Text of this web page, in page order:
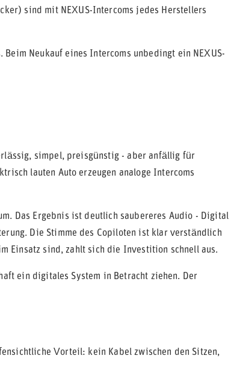
sind mit NEXUS-Intercoms jedes Herstellers
Beim Neukauf eines Intercoms unbedingt ein NEXUS-
simpel, preisgünstig - aber anfällig für
lauten Auto erzeugen analoge Intercoms
Das Ergebnis ist deutlich saubereres Audio - Digital
Die Stimme des Copiloten ist klar verständlich
Einsatz sind, zahlt sich die Investition schnell aus.
ein digitales System in Betracht ziehen. Der
Vorteil: kein Kabel zwischen den Sitzen,